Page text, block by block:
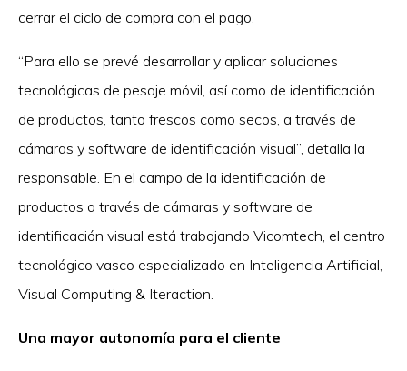
cerrar el ciclo de compra con el pago.
“Para ello se prevé desarrollar y aplicar soluciones
tecnológicas de pesaje móvil, así como de identificación
de productos, tanto frescos como secos, a través de
cámaras y software de identificación visual”, detalla la
responsable. En el campo de la identificación de
productos a través de cámaras y software de
identificación visual está trabajando Vicomtech, el centro
tecnológico vasco especializado en Inteligencia Artificial,
Visual Computing & Iteraction.
Una mayor autonomía para el cliente